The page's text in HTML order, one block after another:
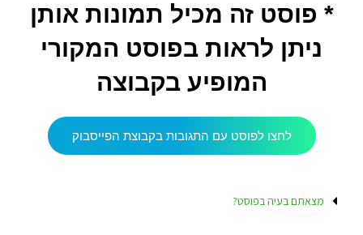
* פוסט זה מכיל תמונות אותן
ניתן לראות בפוסט המקורי
המופיע בקבוצה
לחצו לפוסט עם התגובות בקבוצת הפייסבוק
מצאתם בעיה בפוסט?